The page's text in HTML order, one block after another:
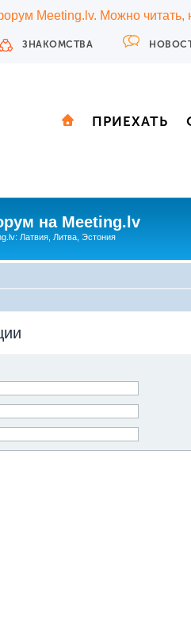
Meeting.lv. Можно читать,
ЗНАКОМСТВА
ПРИЕХАТЬ
на Meeting.lv
Латвия, Литва, Эстония